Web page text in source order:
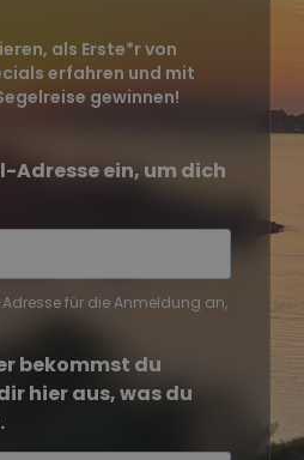
als Erste*r von
erfahren und mit
gewinnen!
Adresse ein, um dich
für die Anmeldung an,
bekommst du
hier aus, was du